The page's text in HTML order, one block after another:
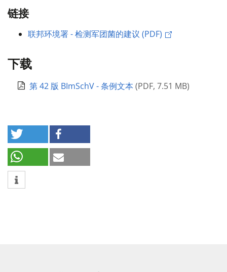
链接
联邦环境署 - 检测军团菌的建议 (PDF)
下载
第 42 版 BImSchV - 条例文本 (PDF, 7.51 MB)